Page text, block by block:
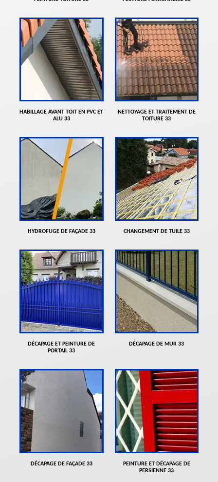
HABILLAGE AVANT TOIT EN PVC ET
ALU 33
NETTOYAGE ET TRAITEMENT DE
TOITURE 33
HYDROFUGE DE FAÇADE 33 CHANGEMENT DE TUILE 33
DÉCAPAGE ET PEINTURE DE
PORTAIL 33
DÉCAPAGE DE MUR 33
DÉCAPAGE DE FAÇADE 33
PEINTURE ET DÉCAPAGE DE
PERSIENNE 33